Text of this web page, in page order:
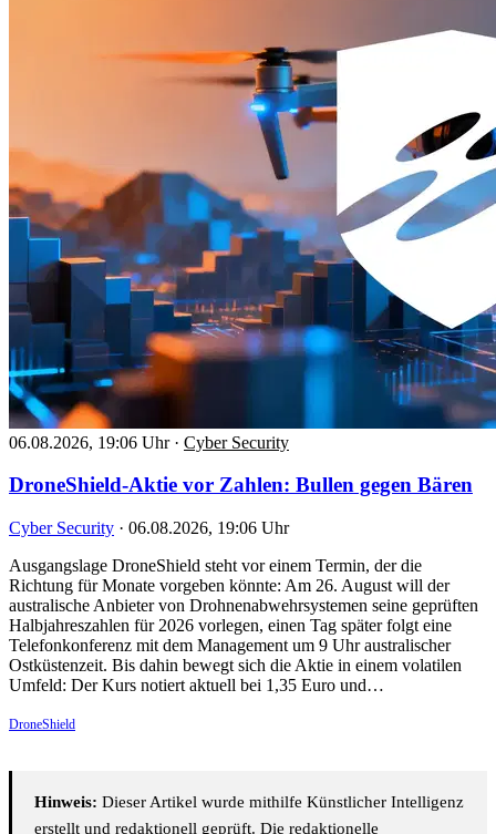
06.08.2026, 19:06 Uhr · Cyber Security
DroneShield-Aktie vor Zahlen: Bullen gegen Bären
Cyber Security · 06.08.2026, 19:06 Uhr
Ausgangslage DroneShield steht vor einem Termin, der die
Richtung für Monate vorgeben könnte: Am 26. August will der
australische Anbieter von Drohnenabwehrsystemen seine geprüften
Halbjahreszahlen für 2026 vorlegen, einen Tag später folgt eine
Telefonkonferenz mit dem Management um 9 Uhr australischer
Ostküstenzeit. Bis dahin bewegt sich die Aktie in einem volatilen
Umfeld: Der Kurs notiert aktuell bei 1,35 Euro und…
DroneShield
Hinweis: Dieser Artikel wurde mithilfe Künstlicher Intelligenz
erstellt und redaktionell geprüft. Die redaktionelle